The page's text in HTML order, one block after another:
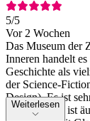
5/5
Vor 2 Wochen
Das Museum der
Inneren handelt
Geschichte als
der Science-
Design). Es ist
Das Konzept ist
Weiterlesen